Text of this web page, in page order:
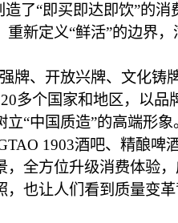
了“即买即达即饮”的消
新定义“鲜活”的边界，
、开放兴牌、文化铸
多个国家和地区，以品
“中国质造”的高端形象
1903酒吧、精酿啤
，全方位升级消费体验
，也让人们看到质量变